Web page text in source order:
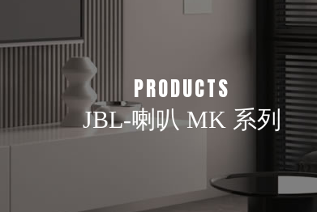
JBL-喇叭 MK 系列